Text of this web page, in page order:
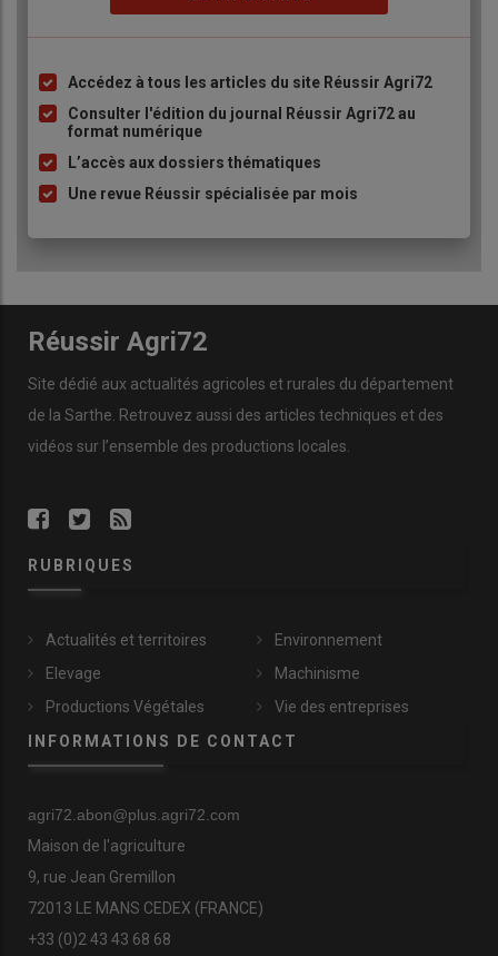
Liste
à
puce
Accédez à tous les articles du site Réussir Agri72
Consulter l'édition du journal Réussir Agri72 au
format numérique
L’accès aux dossiers thématiques
Une revue Réussir spécialisée par mois
Réussir Agri72
Site dédié aux actualités agricoles et rurales du département
de la Sarthe. Retrouvez aussi des articles techniques et des
vidéos sur l’ensemble des productions locales.
RUBRIQUES
Actualités et territoires
Elevage
Productions Végétales
Environnement
Machinisme
Vie des entreprises
INFORMATIONS DE CONTACT
agri72.abon@plus.agri72.com
Maison de l'agriculture
9, rue Jean Gremillon
72013 LE MANS CEDEX (FRANCE)
+33 (0)2 43 43 68 68